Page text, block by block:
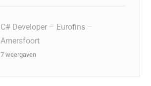
C# Developer – Eurofins –
Amersfoort
7 weergaven